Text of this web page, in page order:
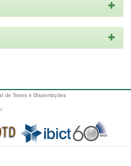
de Teses e Dissertações